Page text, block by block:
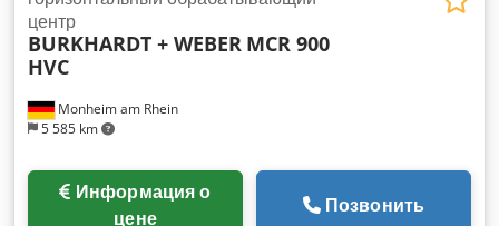
Monheim am Rhein
5 585 km
центр
BURKHARDT + WEBER MCR 900
HVC
цене
Позвонить